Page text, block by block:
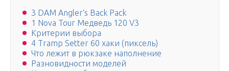
3 DAM Angler‘s Back Pack
1 Nova Tour Медведь 120 V3
Критерии выбора
4 Tramp Setter 60 хаки (пиксель)
Что лежит в рюкзаке наполнение
Разновидности моделей